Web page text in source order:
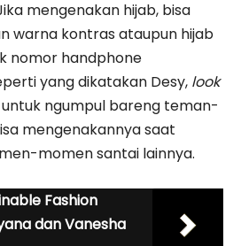
mengenakan hijab, bisa
warna kontras ataupun hijab
nomor handphone
yang dikatakan Desy, look
ngumpul bareng teman-
mengenakannya saat
momen santai lainnya.
Fashion
dan Vanesha